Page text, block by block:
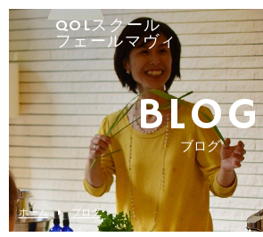
QOLスクール
フェールマヴィ
BLOG
ブログ
ホーム ブログ